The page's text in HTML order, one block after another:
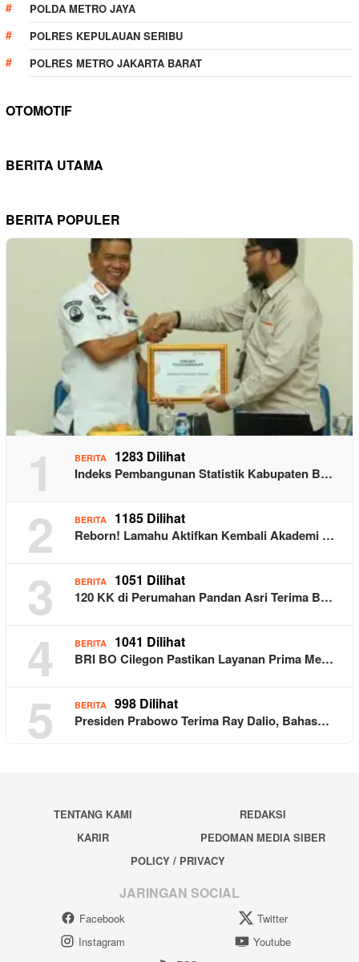
POLDA METRO JAYA
POLRES KEPULAUAN SERIBU
POLRES METRO JAKARTA BARAT
OTOMOTIF
BERITA UTAMA
BERITA POPULER
1 BERITA 1283 Dilihat
Indeks Pembangunan Statistik Kabupaten B…
2 BERITA 1185 Dilihat
Reborn! Lamahu Aktifkan Kembali Akademi …
3 BERITA 1051 Dilihat
120 KK di Perumahan Pandan Asri Terima B…
4 BERITA 1041 Dilihat
BRI BO Cilegon Pastikan Layanan Prima Me…
5 BERITA 998 Dilihat
Presiden Prabowo Terima Ray Dalio, Bahas…
TENTANG KAMI
REDAKSI
KARIR
PEDOMAN MEDIA SIBER
POLICY / PRIVACY
JARINGAN SOCIAL
Facebook
Twitter
Instagram
Youtube